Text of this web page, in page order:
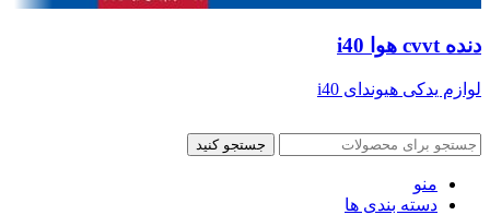
دنده cvvt هوا i40
لوازم یدکی هیوندای i40
جستجو کنید
منو
دسته بندی ها